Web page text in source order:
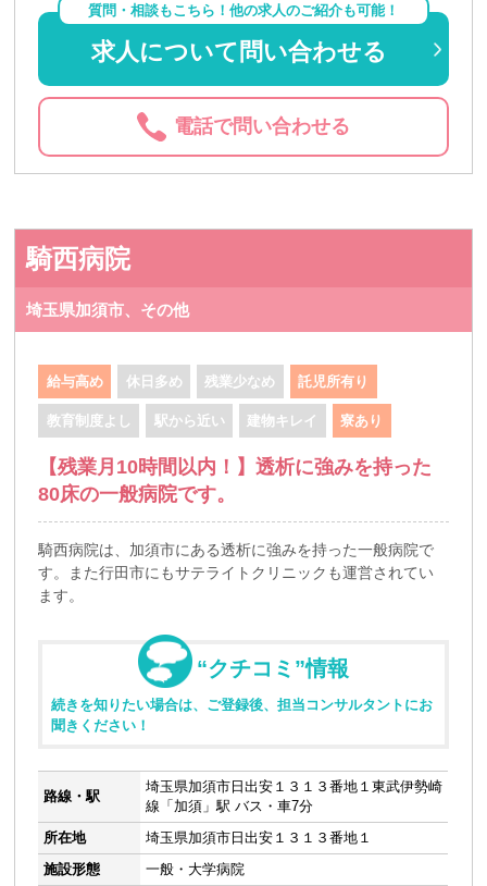
質問・相談もこちら！他の求人のご紹介も可能！
求人について問い合わせる
電話で問い合わせる
騎西病院
埼玉県加須市、その他
給与高め 休日多め 残業少なめ 託児所有り
教育制度よし 駅から近い 建物キレイ 寮あり
【残業月10時間以内！】透析に強みを持った
80床の一般病院です。
騎西病院は、加須市にある透析に強みを持った一般病院で
す。また行田市にもサテライトクリニックも運営されてい
ます。
“クチコミ”情報
続きを知りたい場合は、ご登録後、担当コンサルタントにお
聞きください！
路線・駅
埼玉県加須市日出安１３１３番地１東武伊勢崎
線「加須」駅 バス・車7分
所在地
埼玉県加須市日出安１３１３番地１
施設形態
一般・大学病院